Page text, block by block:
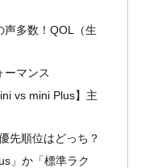
声多数！QOL（生
ーマンス
vs mini Plus】主
先順位はどっち？
」か「標準ラク